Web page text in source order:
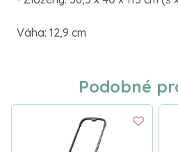
Váha: 12,9 cm
Podobné